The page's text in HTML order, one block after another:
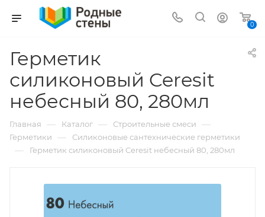
0
Герметик
силиконовый Ceresit
небесный 80, 280мл
Главная — Каталог — Строительные смеси —
Герметики — Силиконовые сантехнические герметики
— Герметик силиконовый Ceresit небесный 80, 280мл